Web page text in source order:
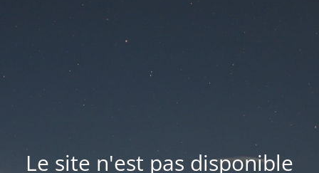
Le site n'est pas disponible